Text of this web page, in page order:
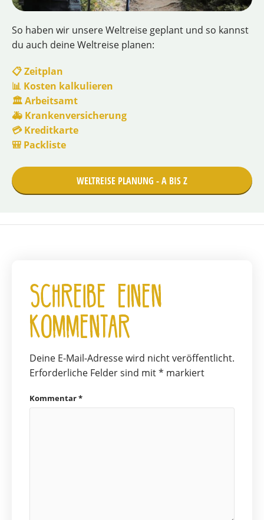
So haben wir unsere Weltreise geplant und so kannst
du auch deine Weltreise planen:
📋 Zeitplan
📊 Kosten kalkulieren
🏛️ Arbeitsamt
🚑 Krankenversicherung
💳 Kreditkarte
🎒 Packliste
WELTREISE PLANUNG - A BIS Z
Schreibe einen
Kommentar
Deine E-Mail-Adresse wird nicht veröffentlicht.
Erforderliche Felder sind mit* markiert
Kommentar*